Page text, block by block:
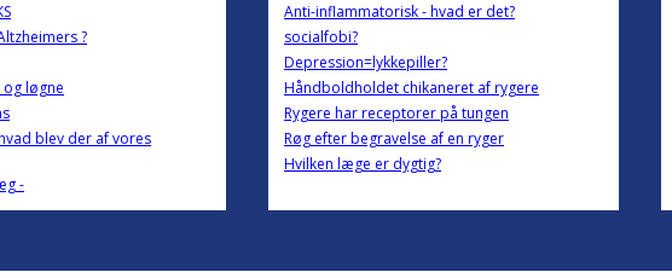
?
løgne
blev der af vores
-
Anti-inflammatorisk - hvad er det?
socialfobi?
Depression=lykkepiller?
Håndboldholdet chikaneret af rygere
Rygere har receptorer på tungen
Røg efter begravelse af en ryger
Hvilken læge er dygtig?